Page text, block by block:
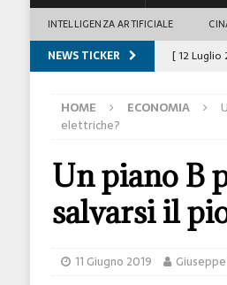
INTELLIGENZA ARTIFICIALE
NEWS TICKER [ 12 Luglio
[ 4 Luglio
[ 29
[ 14
HI-TECH
HOME ECONOMIA
elettriche?
Un piano B
salvarsi il
11 Giugno 2019